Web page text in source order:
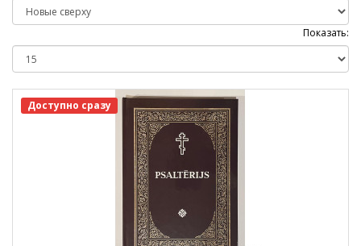
Показать:
Доступно сразу